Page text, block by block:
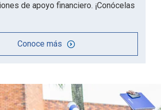
de apoyo financiero. ¡Conócelas
Conoce más